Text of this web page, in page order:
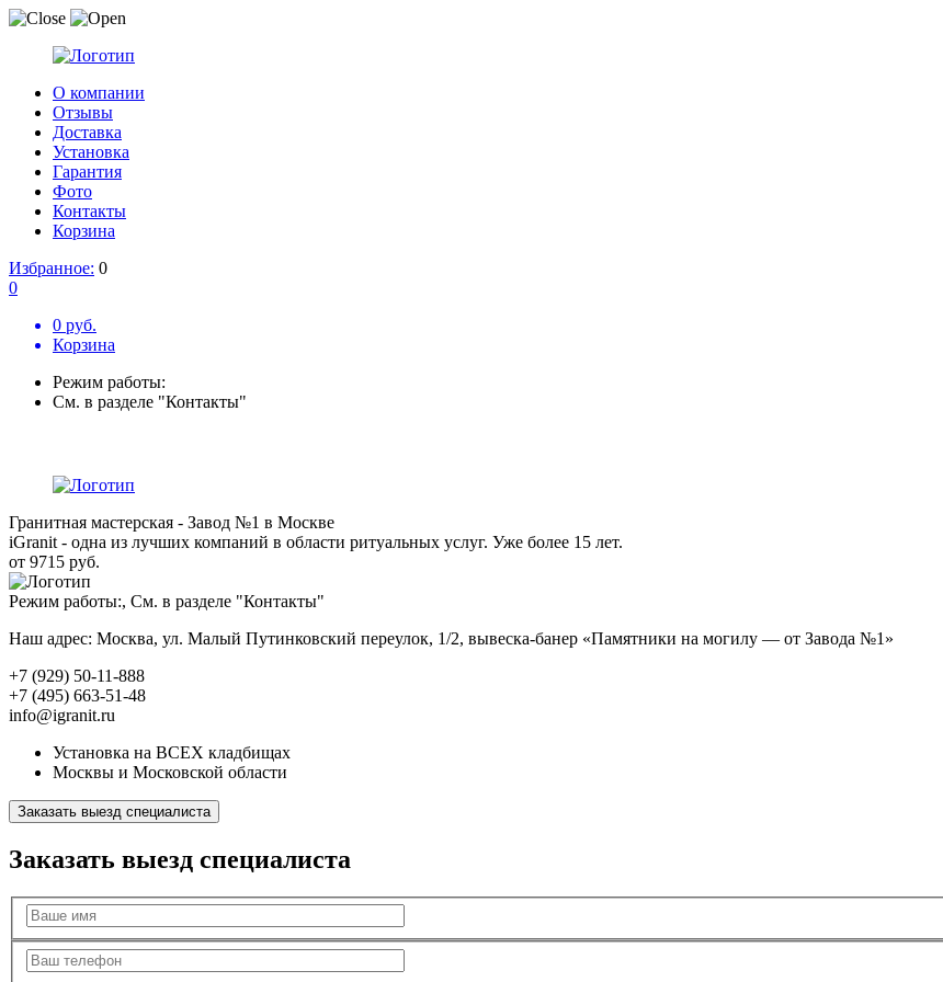
О компании
Отзывы
Доставка
Установка
Гарантия
Фото
Контакты
Корзина
Избранное: 0
0
0 руб.
Корзина
Режим работы:
См. в разделе "Контакты"
Гранитная мастерская - Завод №1 в Москве
iGranit - одна из лучших компаний в области ритуальных услуг. Уже более 15 лет.
от 9715 руб.
Режим работы:, См. в разделе "Контакты"
Наш адрес: Москва, ул. Малый Путинковский переулок, 1/2, вывеска-банер «Памятники на могилу — от Завода №1»
+7 (929) 50-11-888
+7 (495) 663-51-48
info@igranit.ru
Установка на ВСЕХ кладбищах
Москвы и Московской области
Заказать выезд специалиста
Заказать выезд специалиста